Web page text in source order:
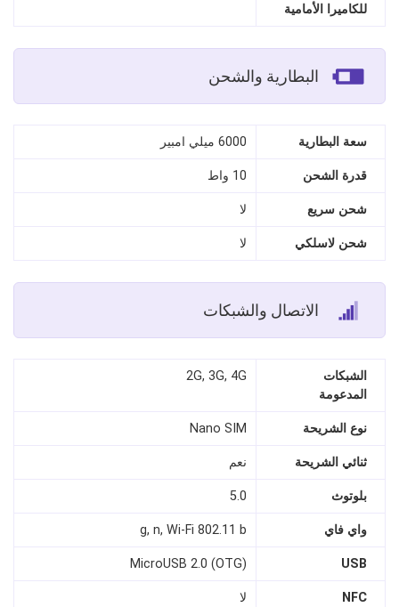
للكاميرا الأمامية
البطارية والشحن
سعة البطارية 6000 ميلي امبير
قدرة الشحن 10 واط
شحن سريع لا
شحن لاسلكي لا
الاتصال والشبكات
الشبكات
المدعومة
2G, 3G, 4G
نوع الشريحة Nano SIM
ثنائي الشريحة نعم
بلوتوث 5.0
واي فاي g, n, Wi-Fi 802.11 b
USB
MicroUSB 2.0 (OTG)
NFC لا